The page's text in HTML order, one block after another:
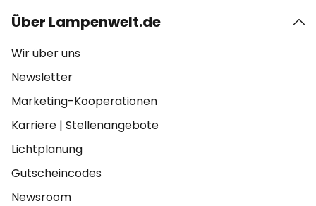
Über Lampenwelt.de
Wir über uns
Newsletter
Marketing-Kooperationen
Karriere | Stellenangebote
Lichtplanung
Gutscheincodes
Newsroom